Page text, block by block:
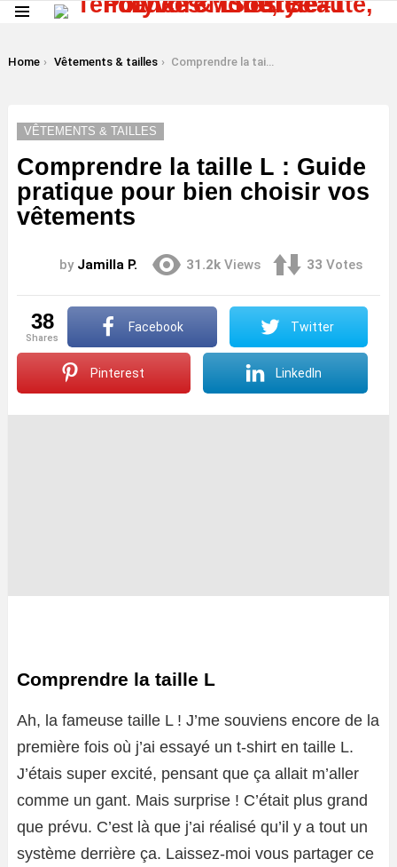
You are here:
Home Vêtements & tailles Comprendre la taille L : Guide pratique pour bien choisir vos vêtements
VÊTEMENTS & TAILLES
Comprendre la taille L : Guide
pratique pour bien choisir vos
vêtements
by Jamilla P. 31.2k Views 33 Votes
38
shares
Facebook Twitter
Pinterest LinkedIn
Comprendre la taille L
Ah, la fameuse taille L ! J’me souviens encore de la
première fois où j’ai essayé un t-shirt en taille L.
J’étais super excité, pensant que ça allait m’aller
comme un gant. Mais surprise ! C’était plus grand
que prévu. C’est là que j’ai réalisé qu’il y a tout un
système derrière ça. Laissez-moi vous partager ce